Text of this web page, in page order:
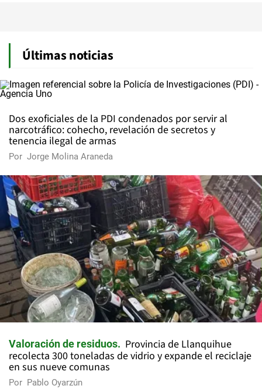
Últimas noticias
Dos exoficiales de la PDI condenados por servir al
narcotráfico: cohecho, revelación de secretos y
tenencia ilegal de armas
Por Jorge Molina Araneda
Valoración de residuos
Provincia de Llanquihue
recolecta 300 toneladas de vidrio y expande el reciclaje
en sus nueve comunas
Por Pablo Oyarzún